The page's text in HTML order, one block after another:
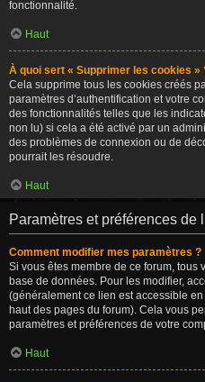
fonctionnalité.
Haut
À quoi sert « Supprimer les cookies »
Cela supprime tous les cookies créés
paramètres d’authentification et votre
des fonctionnalités telles que les
non lu) si cela a été activé par un
des problèmes de connexion ou de
pourrait les résoudre.
Haut
Paramètres et préférences de
Comment modifier mes paramètres ?
Si vous êtes membre de ce forum, tous
base de données. Pour les modifier,
(généralement ce lien est accessible
haut des pages du forum). Cela vous
paramètres et préférences de votre
Haut